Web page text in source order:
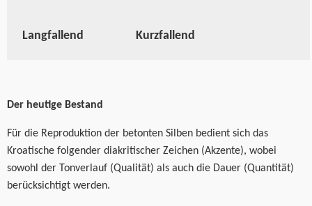
Langfallend Kurzfallend
Der heutige Bestand
Für die Reproduktion der betonten Silben bedient sich das
Kroatische folgender diakritischer Zeichen (Akzente), wobei
sowohl der Tonverlauf (Qualität) als auch die Dauer (Quantität)
berücksichtigt werden.